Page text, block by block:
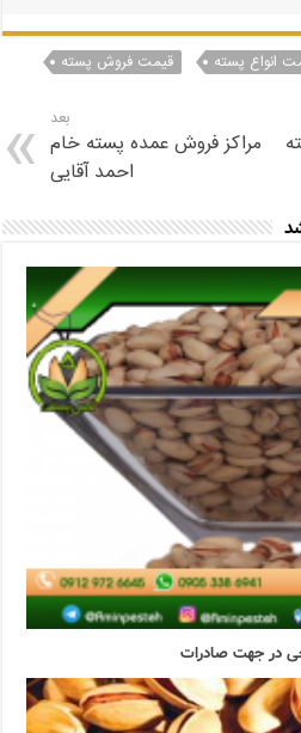
انواع پسته قیمت فروش پسته
بعد
مراکز فروش عمده پسته خام
احمد آقایی
در جهت صادرات